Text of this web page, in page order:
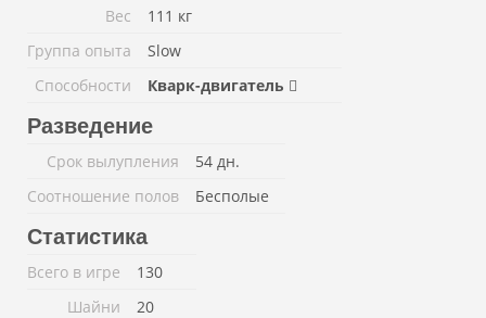
Вес
111 кг
Группа опыта
Slow
Способности
Кварк-двигатель
Разведение
Срок вылупления
54 дн.
Соотношение полов
Бесполые
Статистика
Всего в игре
130
Шайни
20